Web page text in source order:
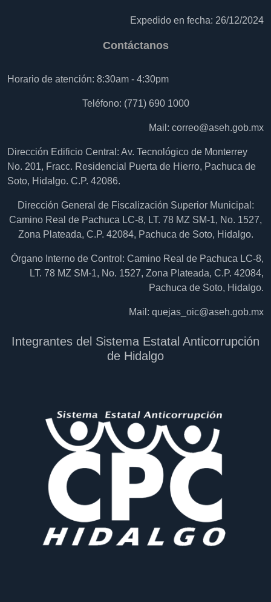
Expedido en fecha: 26/12/2024
Contáctanos
Horario de atención: 8:30am - 4:30pm
Teléfono: (771) 690 1000
Mail: correo@aseh.gob.mx
Dirección Edificio Central: Av. Tecnológico de Monterrey
No. 201, Fracc. Residencial Puerta de Hierro, Pachuca de
Soto, Hidalgo. C.P. 42086.
Dirección General de Fiscalización Superior Municipal:
Camino Real de Pachuca LC-8, LT. 78 MZ SM-1, No. 1527,
Zona Plateada, C.P. 42084, Pachuca de Soto, Hidalgo.
Órgano Interno de Control: Camino Real de Pachuca LC-8,
LT. 78 MZ SM-1, No. 1527, Zona Plateada, C.P. 42084,
Pachuca de Soto, Hidalgo.
Mail: quejas_oic@aseh.gob.mx
Integrantes del Sistema Estatal Anticorrupción
de Hidalgo